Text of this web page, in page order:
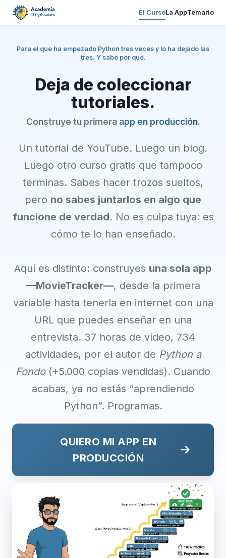
El CursoLa AppTemario
Para el que ha empezado Python tres veces y lo ha dejado las
tres. Y sabe por qué.
Deja de coleccionar
tutoriales.
Construye tu primera app en producción.
Un tutorial de YouTube. Luego un blog.
Luego otro curso gratis que tampoco
terminas. Sabes hacer trozos sueltos,
pero no sabes juntarlos en algo que
funcione de verdad. No es culpa tuya: es
cómo te lo han enseñado.
Aquí es distinto: construyes una sola app
—MovieTracker—, desde la primera
variable hasta tenerla en internet con una
URL que puedes enseñar en una
entrevista. 37 horas de vídeo, 734
actividades, por el autor de Python a
Fondo(+5.000 copias vendidas). Cuando
acabas, ya no estás “aprendiendo
Python”. Programas.
QUIERO MI APP EN
PRODUCCIÓN